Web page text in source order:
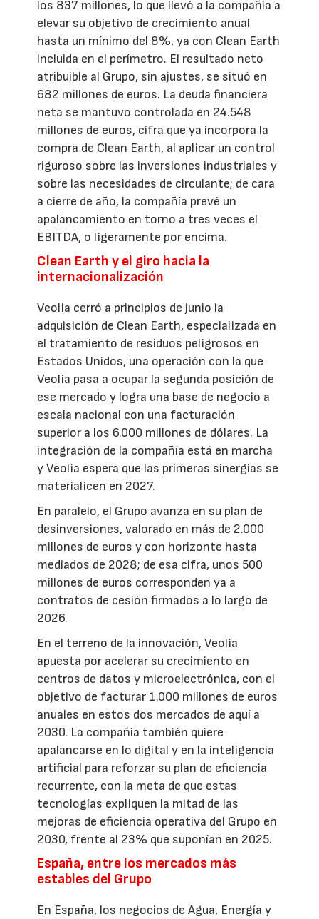
los 837 millones, lo que llevó a la compañía a
elevar su objetivo de crecimiento anual
hasta un mínimo del 8%, ya con Clean Earth
incluida en el perímetro. El resultado neto
atribuible al Grupo, sin ajustes, se situó en
682 millones de euros. La deuda financiera
neta se mantuvo controlada en 24.548
millones de euros, cifra que ya incorpora la
compra de Clean Earth, al aplicar un control
riguroso sobre las inversiones industriales y
sobre las necesidades de circulante; de cara
a cierre de año, la compañía prevé un
apalancamiento en torno a tres veces el
EBITDA, o ligeramente por encima.
Clean Earth y el giro hacia la
internacionalización
Veolia cerró a principios de junio la
adquisición de Clean Earth, especializada en
el tratamiento de residuos peligrosos en
Estados Unidos, una operación con la que
Veolia pasa a ocupar la segunda posición de
ese mercado y logra una base de negocio a
escala nacional con una facturación
superior a los 6.000 millones de dólares. La
integración de la compañía está en marcha
y Veolia espera que las primeras sinergias se
materialicen en 2027.
En paralelo, el Grupo avanza en su plan de
desinversiones, valorado en más de 2.000
millones de euros y con horizonte hasta
mediados de 2028; de esa cifra, unos 500
millones de euros corresponden ya a
contratos de cesión firmados a lo largo de
2026.
En el terreno de la innovación, Veolia
apuesta por acelerar su crecimiento en
centros de datos y microelectrónica, con el
objetivo de facturar 1.000 millones de euros
anuales en estos dos mercados de aquí a
2030. La compañía también quiere
apalancarse en lo digital y en la inteligencia
artificial para reforzar su plan de eficiencia
recurrente, con la meta de que estas
tecnologías expliquen la mitad de las
mejoras de eficiencia operativa del Grupo en
2030, frente al 23% que suponían en 2025.
España, entre los mercados más
estables del Grupo
En España, los negocios de Agua, Energía y